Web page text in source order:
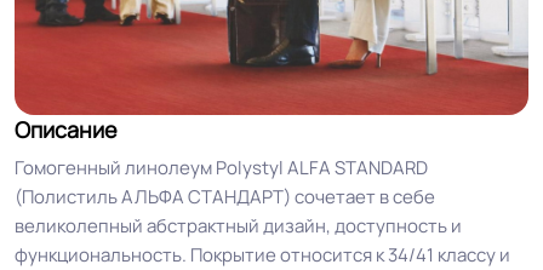
Описание
Гомогенный линолеум Polystyl ALFA STANDARD
(Полистиль АЛЬФА СТАНДАРТ) сочетает в себе
великолепный абстрактный дизайн, доступность и
функциональность. Покрытие относится к 34/41 классу и